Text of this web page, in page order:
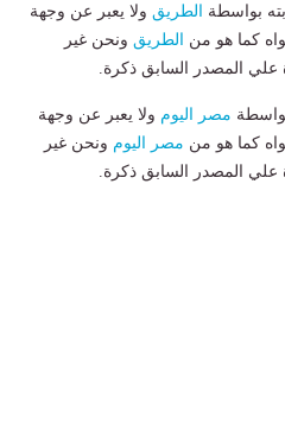
بواسطة الطريق ولا يعبر عن وجهة
كما هو من الطريق ونحن غير
علي المصدر السابق ذكرة.
مصر اليوم ولا يعبر عن وجهة
كما هو من مصر اليوم ونحن غير
علي المصدر السابق ذكرة.